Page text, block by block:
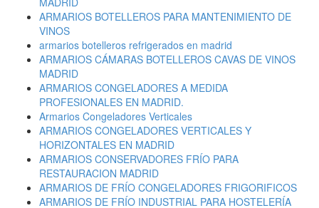
ARMARIOS BOTELLEROS PARA MANTENIMIENTO DE
VINOS
armarios botelleros refrigerados en madrid
ARMARIOS CÁMARAS BOTELLEROS CAVAS DE VINOS
MADRID
ARMARIOS CONGELADORES A MEDIDA
PROFESIONALES EN MADRID.
Armarios Congeladores Verticales
ARMARIOS CONGELADORES VERTICALES Y
HORIZONTALES EN MADRID
ARMARIOS CONSERVADORES FRÍO PARA
RESTAURACION MADRID
ARMARIOS DE FRÍO CONGELADORES FRIGORIFICOS
ARMARIOS DE FRÍO INDUSTRIAL PARA HOSTELERÍA